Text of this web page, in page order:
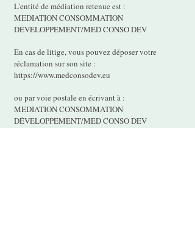
L'entité de médiation retenue est :
MEDIATION CONSOMMATION
DÉVELOPPEMENT/MED CONSO DEV
En cas de litige, vous pouvez déposer votre
réclamation sur son site :
https://www.medconsodev.eu
ou par voie postale en écrivant à :
MEDIATION CONSOMMATION
DÉVELOPPEMENT/MED CONSO DEV